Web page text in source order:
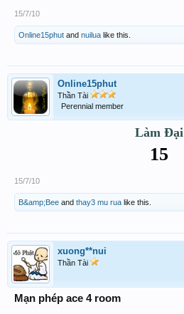
15/7/10
Online15phut and nuilua like this.
Online15phut
Thần Tài
Perennial member
Làm Đại
15
15/7/10
B&amp;Bee and thay3 mu rua like this.
xuong**nui
Thần Tài
Mạn phép ace 4 room